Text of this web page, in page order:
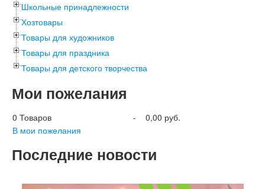
Школьные принадлежности
Хозтовары
Товары для художников
Товары для праздника
Товары для детского творчества
Мои пожелания
0 Товаров -
0,00 руб.
В мои пожелания
Последние новости